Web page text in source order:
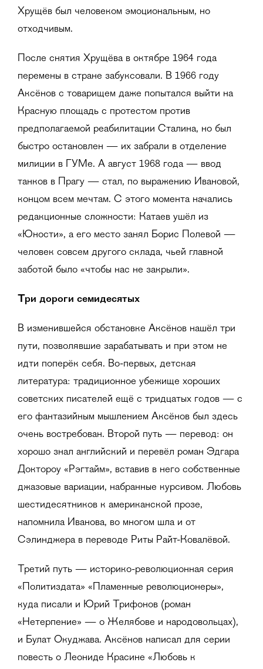
Хрущёв был человеком эмоциональным, но
отходчивым.
После снятия Хрущёва в октябре 1964 года
перемены в стране забуксовали. В 1966 году
Аксёнов с товарищем даже попытался выйти на
Красную площадь с протестом против
предполагаемой реабилитации Сталина, но был
быстро остановлен — их забрали в отделение
милиции в ГУМе. А август 1968 года — ввод
танков в Прагу — стал, по выражению Ивановой,
концом всем мечтам. С этого момента начались
редакционные сложности: Катаев ушёл из
«Юности», а его место занял Борис Полевой —
человек совсем другого склада, чьей главной
заботой было «чтобы нас не закрыли».
Три дороги семидесятых
В изменившейся обстановке Аксёнов нашёл три
пути, позволявшие зарабатывать и при этом не
идти поперёк себя. Во-первых, детская
литература: традиционное убежище хороших
советских писателей ещё с тридцатых годов — с
его фантазийным мышлением Аксёнов был здесь
очень востребован. Второй путь — перевод: он
хорошо знал английский и перевёл роман Эдгара
Доктороу «Рэгтайм», вставив в него собственные
джазовые вариации, набранные курсивом. Любовь
шестидесятников к американской прозе,
напомнила Иванова, во многом шла и от
Сэлинджера в переводе Риты Райт-Ковалёвой.
Третий путь — историко-революционная серия
«Политиздата» «Пламенные революционеры»,
куда писали и Юрий Трифонов (роман
«Нетерпение» — о Желябове и народовольцах),
и Булат Окуджава. Аксёнов написал для серии
повесть о Леониде Красине «Любовь к